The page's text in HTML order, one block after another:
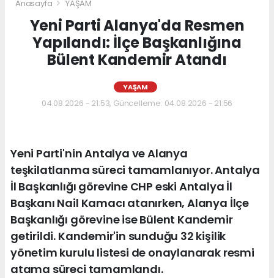
Anasayfa YAŞAM
Yeni Parti Alanya'da Resmen
Yapılandı: İlçe Başkanlığına
Bülent Kandemir Atandı
YAŞAM
04.08.2026 - 21:53, Güncelleme: 04.08.2026 - 21:56
Yeni Parti'nin Antalya ve Alanya
teşkilatlanma süreci tamamlanıyor. Antalya
İl Başkanlığı görevine CHP eski Antalya İl
Başkanı Nail Kamacı atanırken, Alanya İlçe
Başkanlığı görevine ise Bülent Kandemir
getirildi. Kandemir'in sunduğu 32 kişilik
yönetim kurulu listesi de onaylanarak resmi
atama süreci tamamlandı.